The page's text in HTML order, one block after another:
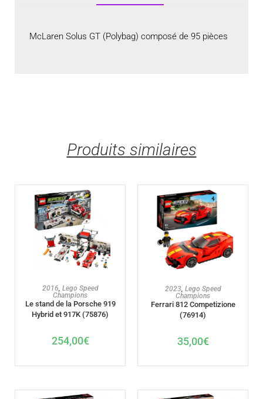
McLaren Solus GT (Polybag) composé de 95 pièces
Produits similaires
AJOUTER AU PANIER
2016, Lego Speed
Champions
Le stand de la Porsche 919
Hybrid et 917K (75876)
254,00€
AJOUTER AU PANIER
2023 Lego Speed
Champions
Ferrari 812 Competizione
(76914)
35,00€